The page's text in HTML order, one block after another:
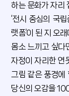
하는 문화가 자리
‘전시 중심의 국
랫폼’이 된 지 오
몸소 느끼고 싶다
자정이 자리한 연
그림 같은 풍경에
당신의 오감을